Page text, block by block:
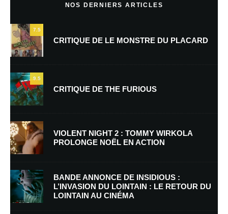
Nom*
E-mail
Enregistrer mon nom, mon e-mail et mon site dans le navigateur pour
mon prochain commentaire.
NOS DERNIERS ARTICLES
7.5
CRITIQUE DE LE MONSTRE DU PLACARD
9.5
CRITIQUE DE THE FURIOUS
VIOLENT NIGHT 2 : TOMMY WIRKOLA
PROLONGE NOËL EN ACTION
BANDE ANNONCE DE INSIDIOUS :
L’INVASION DU LOINTAIN : LE RETOUR DU
LOINTAIN AU CINÉMA